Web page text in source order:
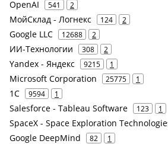
OpenAI 541 2
МойСклад - Логнекс 124 2
Google LLC 12688 2
ИИ-Технологии 308 2
Yandex - Яндекс 9215 1
Microsoft Corporation 25775 1
1С 9594 1
Salesforce - Tableau Software 123 1
SpaceX - Space Exploration
Google DeepMind 82 1